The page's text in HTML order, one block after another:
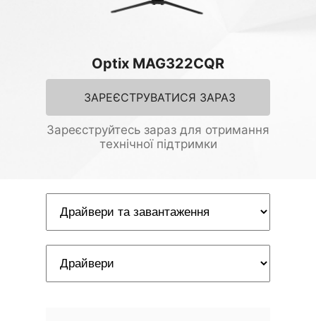
Optix MAG322CQR
ЗАРЕЄСТРУВАТИСЯ ЗАРАЗ
Зареєструйтесь зараз для отримання
технічної підтримки